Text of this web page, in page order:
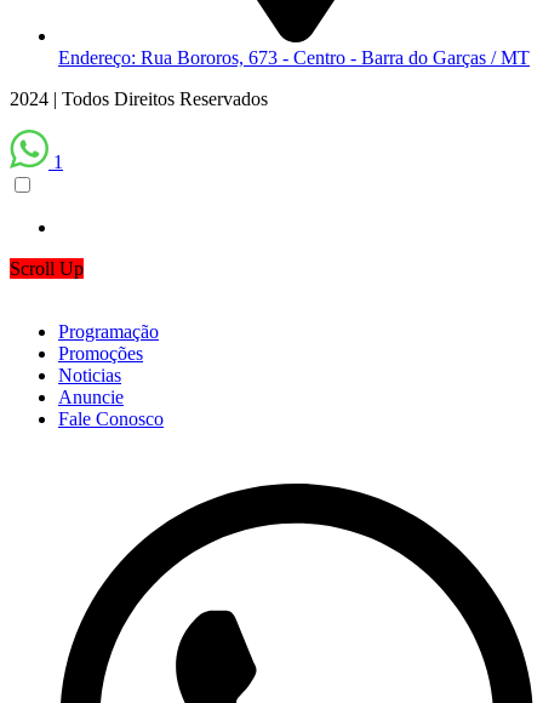
Endereço: Rua Bororos, 673 - Centro - Barra do Garças / MT
2024 | Todos Direitos Reservados
1
Scroll Up
Programação
Promoções
Noticias
Anuncie
Fale Conosco